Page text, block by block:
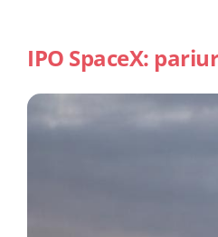
IPO SpaceX: